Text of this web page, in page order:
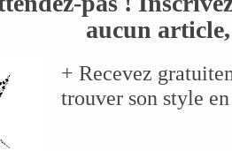
aucun
+ Recevez
trouver son style